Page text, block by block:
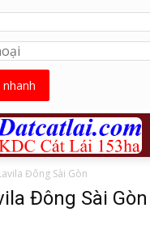
nhanh
Đông Sài Gòn
Đông Sài Gòn